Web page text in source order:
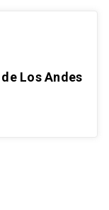
Los Andes